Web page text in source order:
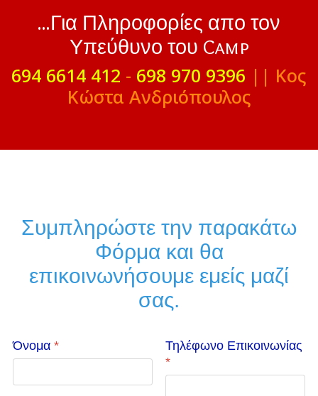
...Για Πληροφορίες απο τον
Υπεύθυνο του Camp
694 6614 412 - 698 970 9396 || Κος
Κώστα Ανδριόπουλος
Συμπληρώστε την παρακάτω
Φόρμα και θα
επικοινωνήσουμε εμείς μαζί
σας.
Όνομα *
Τηλέφωνο Επικοινωνίας
*